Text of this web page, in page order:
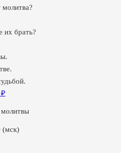
молитва?
их брать?
₽
молитвы
(мск)